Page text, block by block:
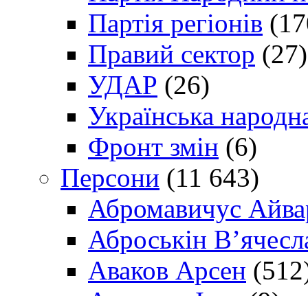
Партія регіонів
Правий сектор (27)
УДАР (26)
Українська
Фронт змін (6)
Персони (11 643)
Абромавичус
Аброськін
Аваков Арсен